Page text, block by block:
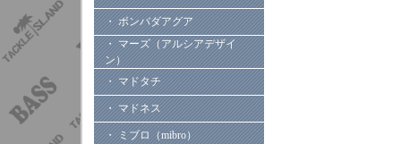
・ ボンバダアグア
・ マーズ（アルシアデザイ
ン）
・ マドタチ
・ マドネス
・ ミブロ（mibro）